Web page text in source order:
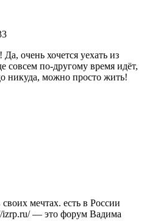
очень хочется уехать из
совсем по-другому время идёт,
никуда, можно просто жить!
мечтах. есть в России
izrp.ru/ — это форум Вадима